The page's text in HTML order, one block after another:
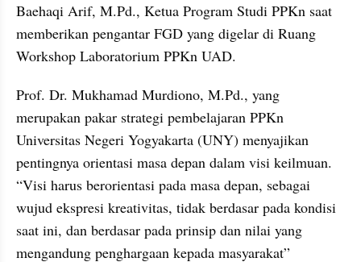
Baehaqi Arif, M.Pd., Ketua Program Studi PPKn saat
memberikan pengantar FGD yang digelar di Ruang
Workshop Laboratorium PPKn UAD.
Prof. Dr. Mukhamad Murdiono, M.Pd., yang
merupakan pakar strategi pembelajaran PPKn
Universitas Negeri Yogyakarta (UNY) menyajikan
pentingnya orientasi masa depan dalam visi keilmuan.
“Visi harus berorientasi pada masa depan, sebagai
wujud ekspresi kreativitas, tidak berdasar pada kondisi
saat ini, dan berdasar pada prinsip dan nilai yang
mengandung penghargaan kepada masyarakat”